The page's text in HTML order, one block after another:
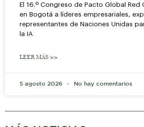
El 16.º Congreso de Pacto Global Red
en Bogotá a líderes empresariales,
representantes de Naciones Unidas
la IA
LEER MÁS >>
5 agosto 2026 No hay comentarios